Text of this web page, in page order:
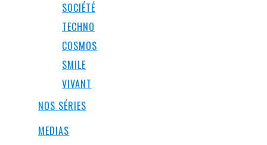
SOCIÉTÉ
TECHNO
COSMOS
SMILE
VIVANT
NOS SÉRIES
MEDIAS